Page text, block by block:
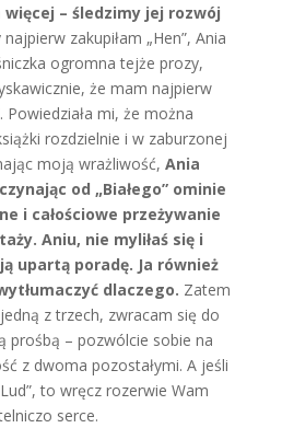
więcej – śledzimy jej rozwój
najpierw zakupiłam „Hen”, Ania
ogromna tejże prozy,
że mam najpierw
Powiedziała mi, że można
rozdzielnie i w zaburzonej
moją wrażliwość, Ania
od „Białego” ominie
i całościowe przeżywanie
Aniu, nie myliłaś się i
upartą poradę. Ja również
dlaczego. Zatem
z trzech, zwracam się do
prośbą – pozwólcie sobie na
z dwoma pozostałymi. A jeśli
to wręcz rozerwie Wam
serce.